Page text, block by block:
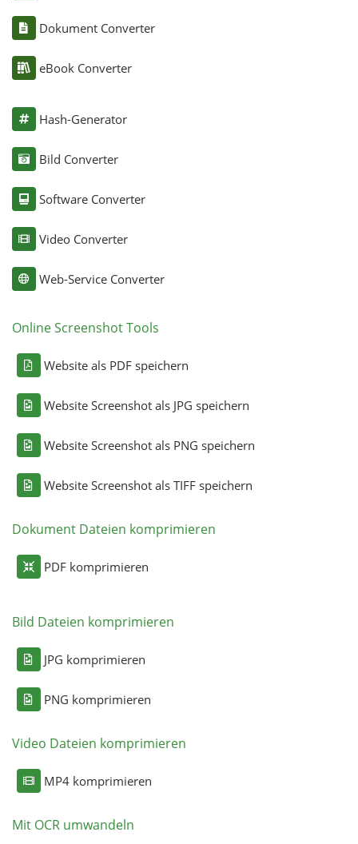
Dokument Converter
eBook Converter
Hash-Generator
Bild Converter
Software Converter
Video Converter
Web-Service Converter
Online Screenshot Tools
Website als PDF speichern
Website Screenshot als JPG speichern
Website Screenshot als PNG speichern
Website Screenshot als TIFF speichern
Dokument Dateien komprimieren
PDF komprimieren
Bild Dateien komprimieren
JPG komprimieren
PNG komprimieren
Video Dateien komprimieren
MP4 komprimieren
Mit OCR umwandeln